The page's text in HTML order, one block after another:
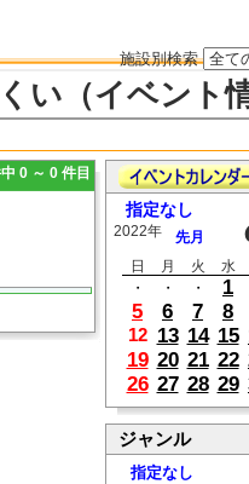
施設別検索
い（イベント情
0 ～ 0 件目
指定なし
2022年 先月
日
月 火 水
・
・ ・ 1
5
6 7 8
12 13 14 15
19 20 21 22
26 27 28 29
ジャンル
指定なし